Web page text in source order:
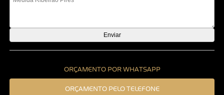
ORÇAMENTO POR WHATSAPP
ORÇAMENTO PELO TELEFONE